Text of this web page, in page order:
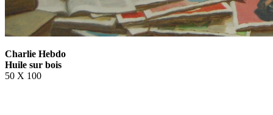
Charlie Hebdo
Huile sur bois
50 X 100